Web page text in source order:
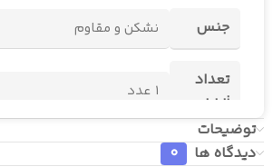
جنس نشکن و مقاوم
تعداد
زیپ
1 عدد
توضیحات
دیدگاه ها
0